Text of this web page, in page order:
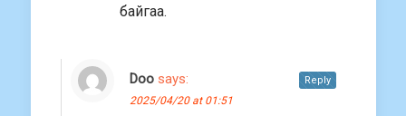
байгаа.
Doo says:
2025/04/20 at 01:51
Reply